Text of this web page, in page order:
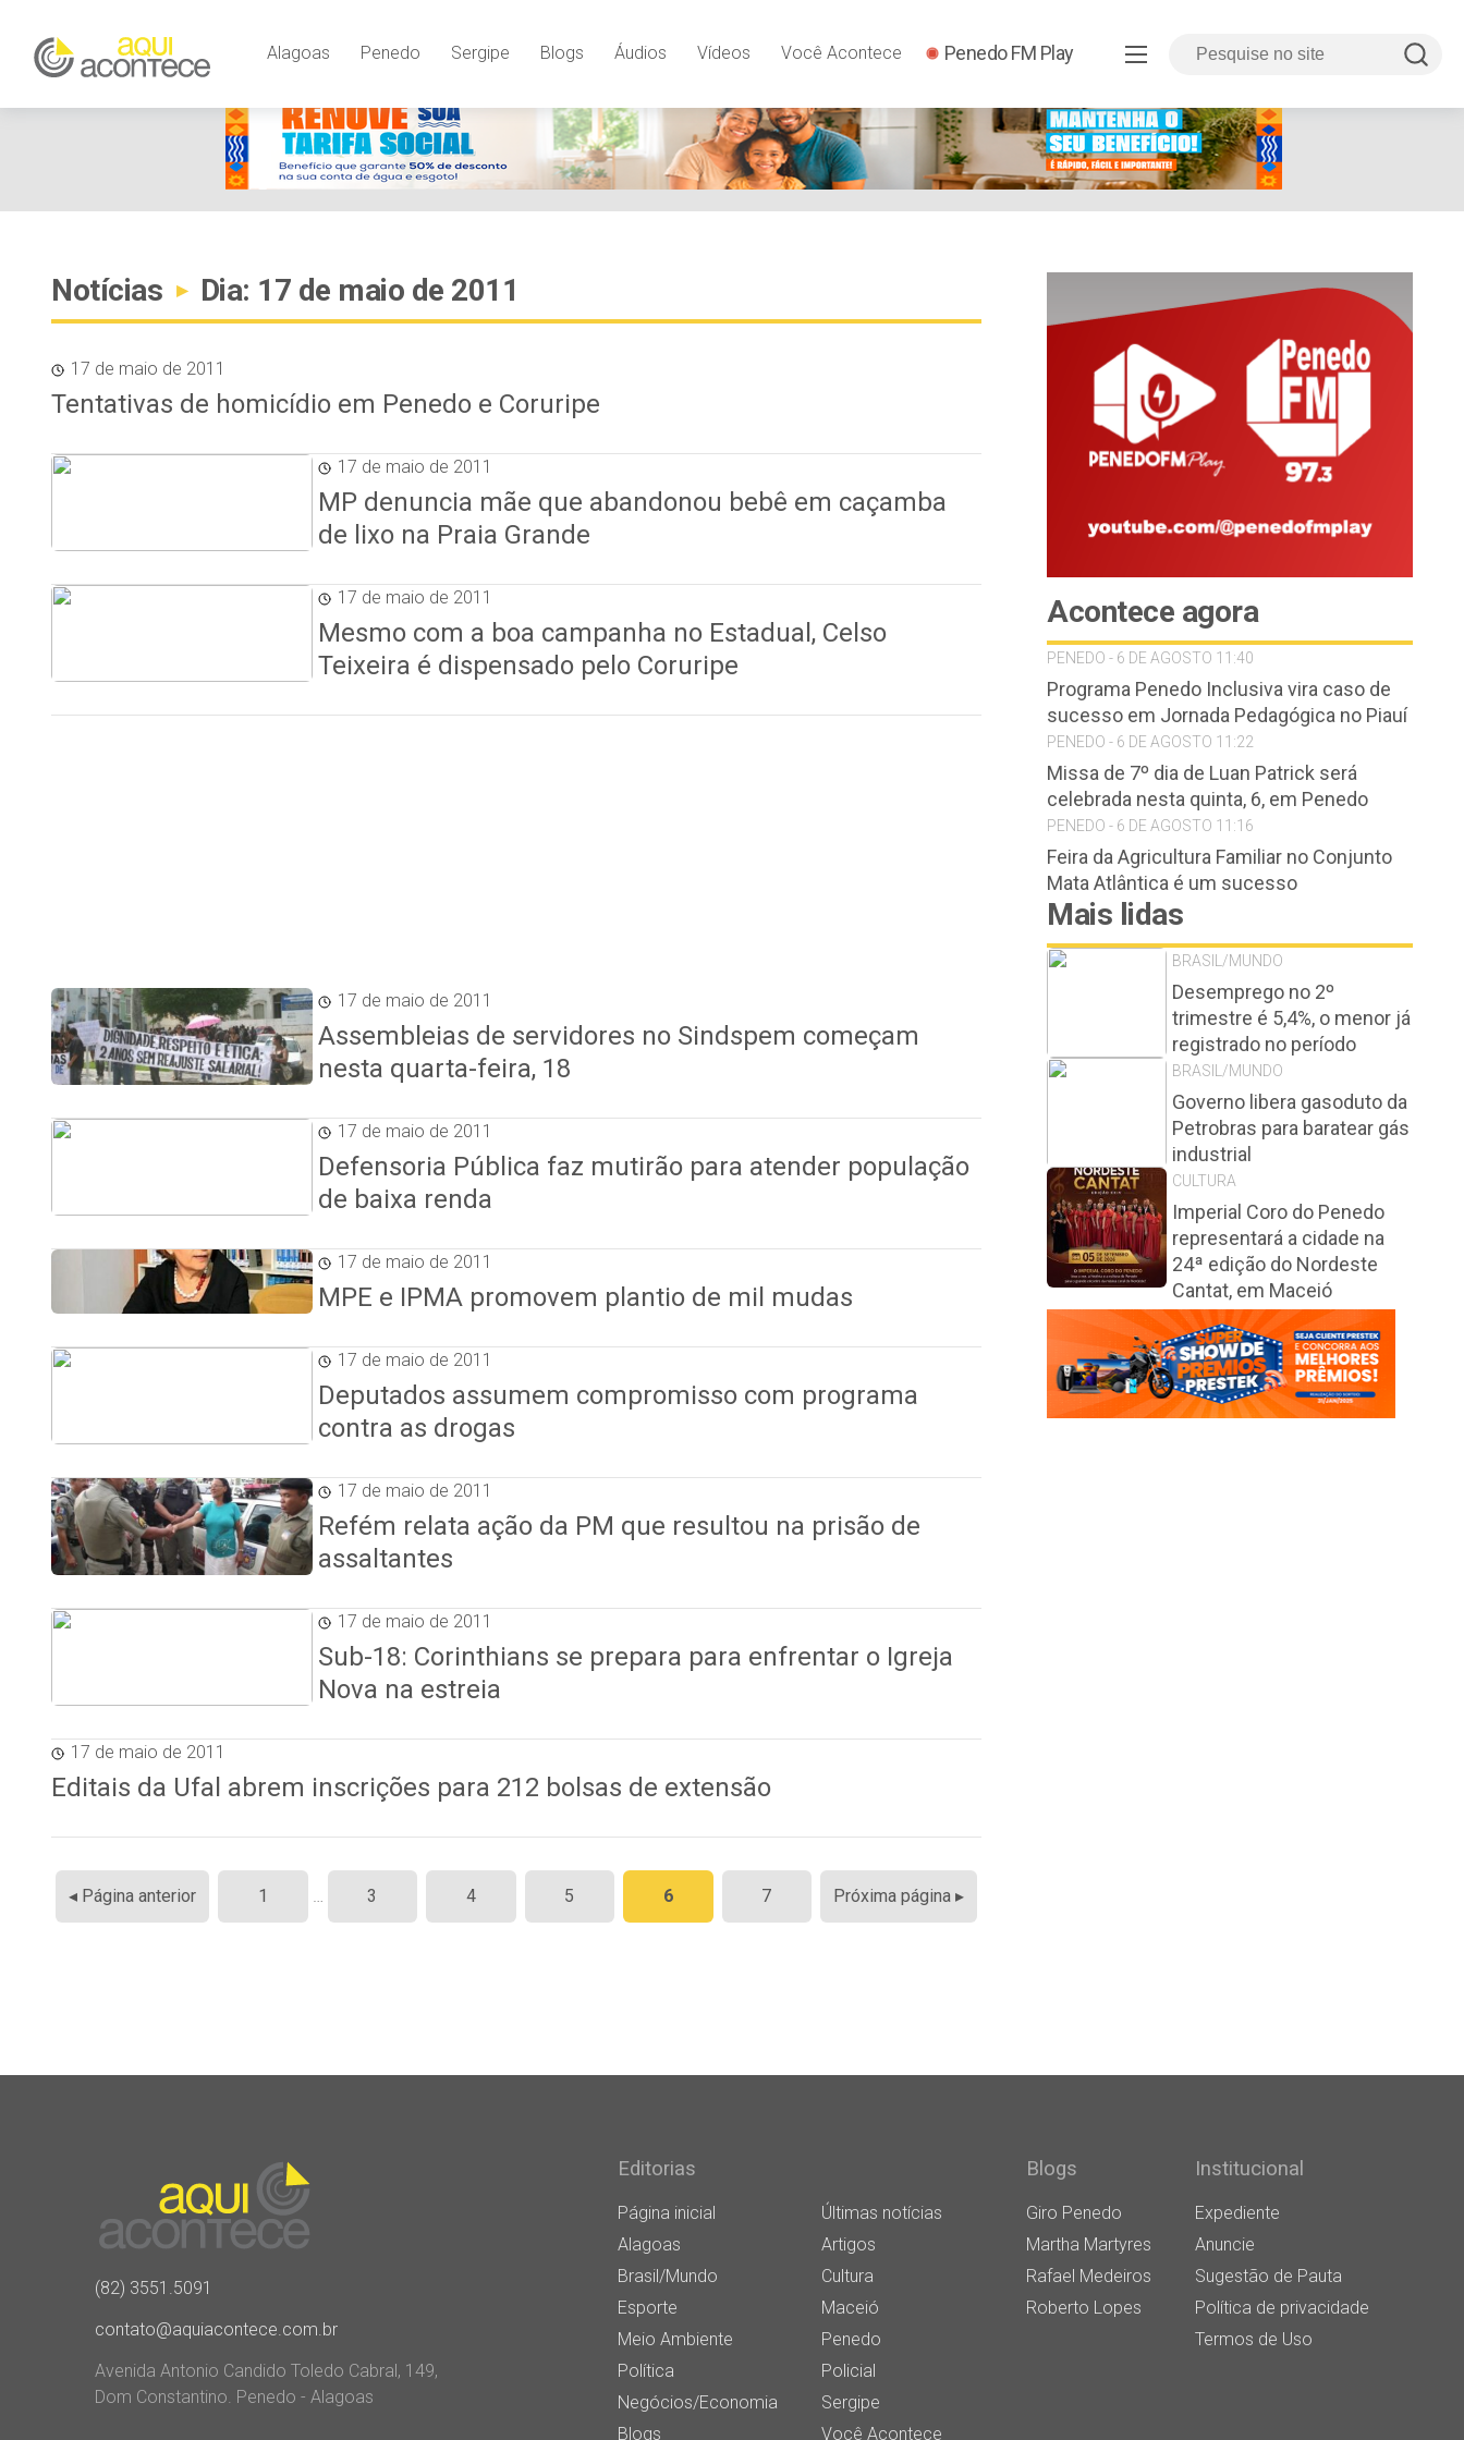
Alagoas Penedo Sergipe Blogs Áudios Vídeos Você Acontece Penedo FM Play
Notícias ▸ Dia: 17 de maio de 2011
17 de maio de 2011
Tentativas de homicídio em Penedo e Coruripe
17 de maio de 2011
MP denuncia mãe que abandonou bebê em caçamba
de lixo na Praia Grande
17 de maio de 2011
Mesmo com a boa campanha no Estadual, Celso
Teixeira é dispensado pelo Coruripe
17 de maio de 2011
Assembleias de servidores no Sindspem começam
nesta quarta-feira, 18
17 de maio de 2011
Defensoria Pública faz mutirão para atender população
de baixa renda
17 de maio de 2011
MPE e IPMA promovem plantio de mil mudas
17 de maio de 2011
Deputados assumem compromisso com programa
contra as drogas
17 de maio de 2011
Refém relata ação da PM que resultou na prisão de
assaltantes
17 de maio de 2011
Sub-18: Corinthians se prepara para enfrentar o Igreja
Nova na estreia
17 de maio de 2011
Editais da Ufal abrem inscrições para 212 bolsas de extensão
Paginação
de
◂ Página anterior 1 … 3 4 5 6 7 Próxima página ▸
Acontece agora
PENEDO - 6 DE AGOSTO 11:40
Programa Penedo Inclusiva vira caso de
sucesso em Jornada Pedagógica no Piauí
PENEDO - 6 DE AGOSTO 11:22
Missa de 7º dia de Luan Patrick será
celebrada nesta quinta, 6, em Penedo
PENEDO - 6 DE AGOSTO 11:16
Feira da Agricultura Familiar no Conjunto
Mata Atlântica é um sucesso
Mais lidas
BRASIL/MUNDO
Desemprego no 2º
trimestre é 5,4%, o menor já
registrado no período
BRASIL/MUNDO
Governo libera gasoduto da
Petrobras para baratear gás
industrial
CULTURA
Imperial Coro do Penedo
representará a cidade na
24ª edição do Nordeste
Cantat, em Maceió
(82) 3551.5091
contato@aquiacontece.com.br
Avenida Antonio Candido Toledo Cabral, 149,
Dom Constantino. Penedo - Alagoas
Editorias
Página inicial
Últimas notícias
Alagoas
Artigos
Brasil/Mundo
Cultura
Esporte
Maceió
Meio Ambiente
Penedo
Política
Policial
Negócios/Economia
Sergipe
Blogs
Você Acontece
Blogs
Giro Penedo
Martha Martyres
Rafael Medeiros
Roberto Lopes
Institucional
Expediente
Anuncie
Sugestão de Pauta
Política de privacidade
Termos de Uso